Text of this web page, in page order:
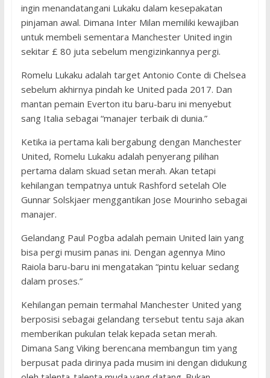
ingin menandatangani Lukaku dalam kesepakatan
pinjaman awal. Dimana Inter Milan memiliki kewajiban
untuk membeli sementara Manchester United ingin
sekitar £ 80 juta sebelum mengizinkannya pergi.
Romelu Lukaku adalah target Antonio Conte di Chelsea
sebelum akhirnya pindah ke United pada 2017. Dan
mantan pemain Everton itu baru-baru ini menyebut
sang Italia sebagai “manajer terbaik di dunia.”
Ketika ia pertama kali bergabung dengan Manchester
United, Romelu Lukaku adalah penyerang pilihan
pertama dalam skuad setan merah. Akan tetapi
kehilangan tempatnya untuk Rashford setelah Ole
Gunnar Solskjaer menggantikan Jose Mourinho sebagai
manajer.
Gelandang Paul Pogba adalah pemain United lain yang
bisa pergi musim panas ini. Dengan agennya Mino
Raiola baru-baru ini mengatakan “pintu keluar sedang
dalam proses.”
Kehilangan pemain termahal Manchester United yang
berposisi sebagai gelandang tersebut tentu saja akan
memberikan pukulan telak kepada setan merah.
Dimana Sang Viking berencana membangun tim yang
berpusat pada dirinya pada musim ini dengan didukung